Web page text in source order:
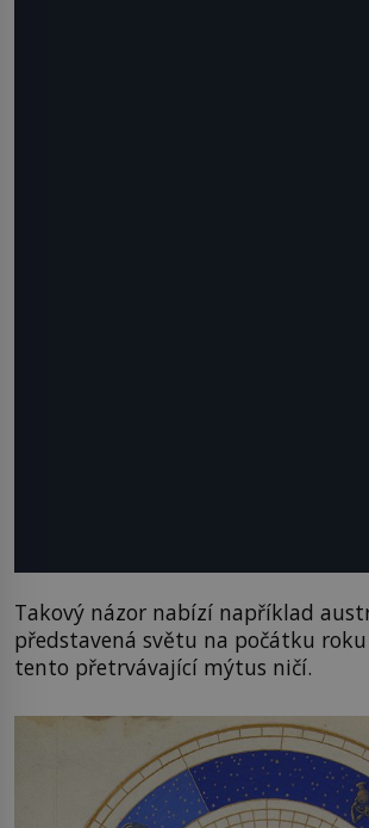
Takový názor nabízí například
představená světu na počátku
tento přetrvávající mýtus ničí.